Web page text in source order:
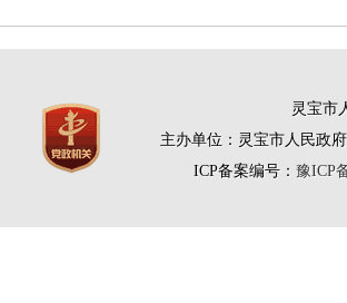
灵宝市
主办单位：灵宝市人民政
ICP备案编号： 豫ICP